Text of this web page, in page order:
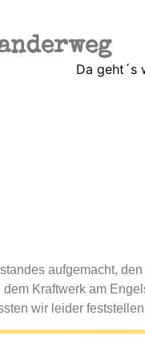
aufgemacht,
Kraftwerk am
wir leider